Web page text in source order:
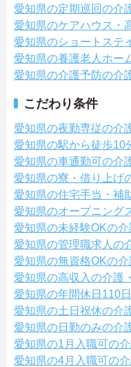
愛知県の定期巡回の介
愛知県のケアハウス・
愛知県のショートステ
愛知県の養護老人ホー
愛知県の介護予防の介
こだわり条件
愛知県の夜勤専従の介
愛知県の駅から徒歩10
愛知県の車通勤可の介
愛知県の寮・借り上げ
愛知県の住宅手当・補
愛知県のオープニング
愛知県の未経験OKの介
愛知県の管理職求人の
愛知県の無資格OKの介
愛知県の高収入の介護
愛知県の年間休日110
愛知県の土日祝休の介
愛知県の日勤のみの介
愛知県の1月入職可の
愛知県の4月入職可の